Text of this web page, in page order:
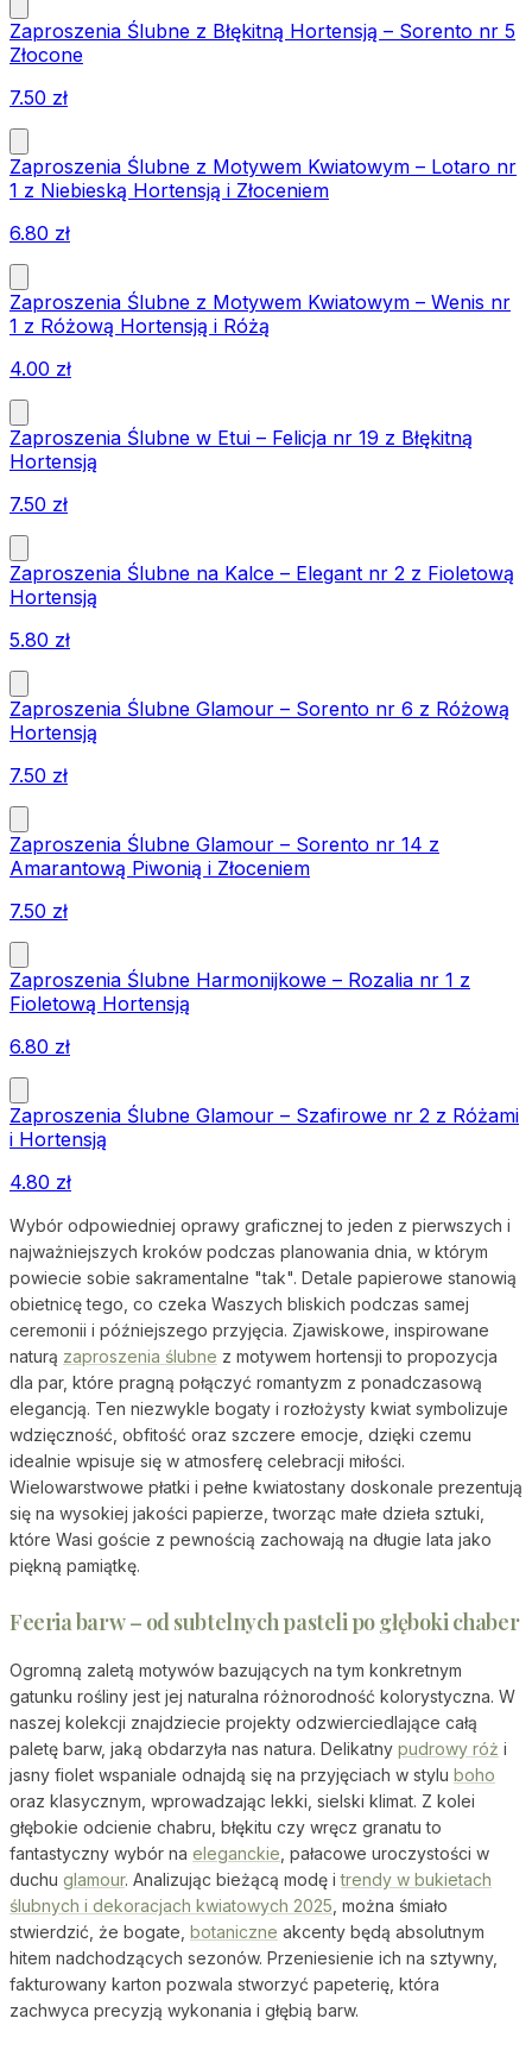
Zaproszenia Ślubne z Błękitną Hortensją – Sorento nr 5
Złocone
7.50 zł
Zaproszenia Ślubne z Motywem Kwiatowym – Lotaro nr
1 z Niebieską Hortensją i Złoceniem
6.80 zł
Zaproszenia Ślubne z Motywem Kwiatowym – Wenis nr
1 z Różową Hortensją i Różą
4.00 zł
Zaproszenia Ślubne w Etui – Felicja nr 19 z Błękitną
Hortensją
7.50 zł
Zaproszenia Ślubne na Kalce – Elegant nr 2 z Fioletową
Hortensją
5.80 zł
Zaproszenia Ślubne Glamour – Sorento nr 6 z Różową
Hortensją
7.50 zł
Zaproszenia Ślubne Glamour – Sorento nr 14 z
Amarantową Piwonią i Złoceniem
7.50 zł
Zaproszenia Ślubne Harmonijkowe – Rozalia nr 1 z
Fioletową Hortensją
6.80 zł
Zaproszenia Ślubne Glamour – Szafirowe nr 2 z Różami
i Hortensją
4.80 zł
Wybór odpowiedniej oprawy graficznej to jeden z pierwszych i
najważniejszych kroków podczas planowania dnia, w którym
powiecie sobie sakramentalne "tak". Detale papierowe stanowią
obietnicę tego, co czeka Waszych bliskich podczas samej
ceremonii i późniejszego przyjęcia. Zjawiskowe, inspirowane
naturą zaproszenia ślubne z motywem hortensji to propozycja
dla par, które pragną połączyć romantyzm z ponadczasową
elegancją. Ten niezwykle bogaty i rozłożysty kwiat symbolizuje
wdzięczność, obfitość oraz szczere emocje, dzięki czemu
idealnie wpisuje się w atmosferę celebracji miłości.
Wielowarstwowe płatki i pełne kwiatostany doskonale prezentują
się na wysokiej jakości papierze, tworząc małe dzieła sztuki,
które Wasi goście z pewnością zachowają na długie lata jako
piękną pamiątkę.
Feeria barw – od subtelnych pasteli po głęboki chaber
Ogromną zaletą motywów bazujących na tym konkretnym
gatunku rośliny jest jej naturalna różnorodność kolorystyczna. W
naszej kolekcji znajdziecie projekty odzwierciedlające całą
paletę barw, jaką obdarzyła nas natura. Delikatny pudrowy róż i
jasny fiolet wspaniale odnajdą się na przyjęciach w stylu boho
oraz klasycznym, wprowadzając lekki, sielski klimat. Z kolei
głębokie odcienie chabru, błękitu czy wręcz granatu to
fantastyczny wybór na eleganckie , pałacowe uroczystości w
duchu glamour. Analizując bieżącą modę itrendy w bukietach
ślubnych i dekoracjach kwiatowych 2025 , można śmiało
stwierdzić, że bogate, botaniczne akcenty będą absolutnym
hitem nadchodzących sezonów. Przeniesienie ich na sztywny,
fakturowany karton pozwala stworzyć papeterię, która
zachwyca precyzją wykonania i głębią barw.